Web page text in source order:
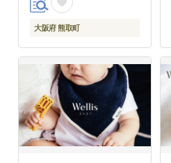
大阪府 熊取町